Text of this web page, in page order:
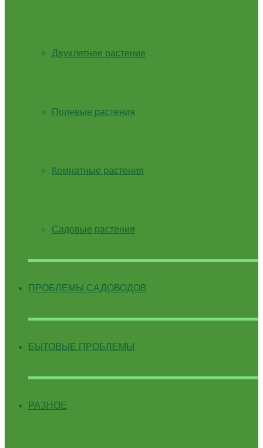
Двухлетнее растение
Полевые растения
Комнатные растения
Садовые растения
ПРОБЛЕМЫ САДОВОДОВ
БЫТОВЫЕ ПРОБЛЕМЫ
РАЗНОЕ